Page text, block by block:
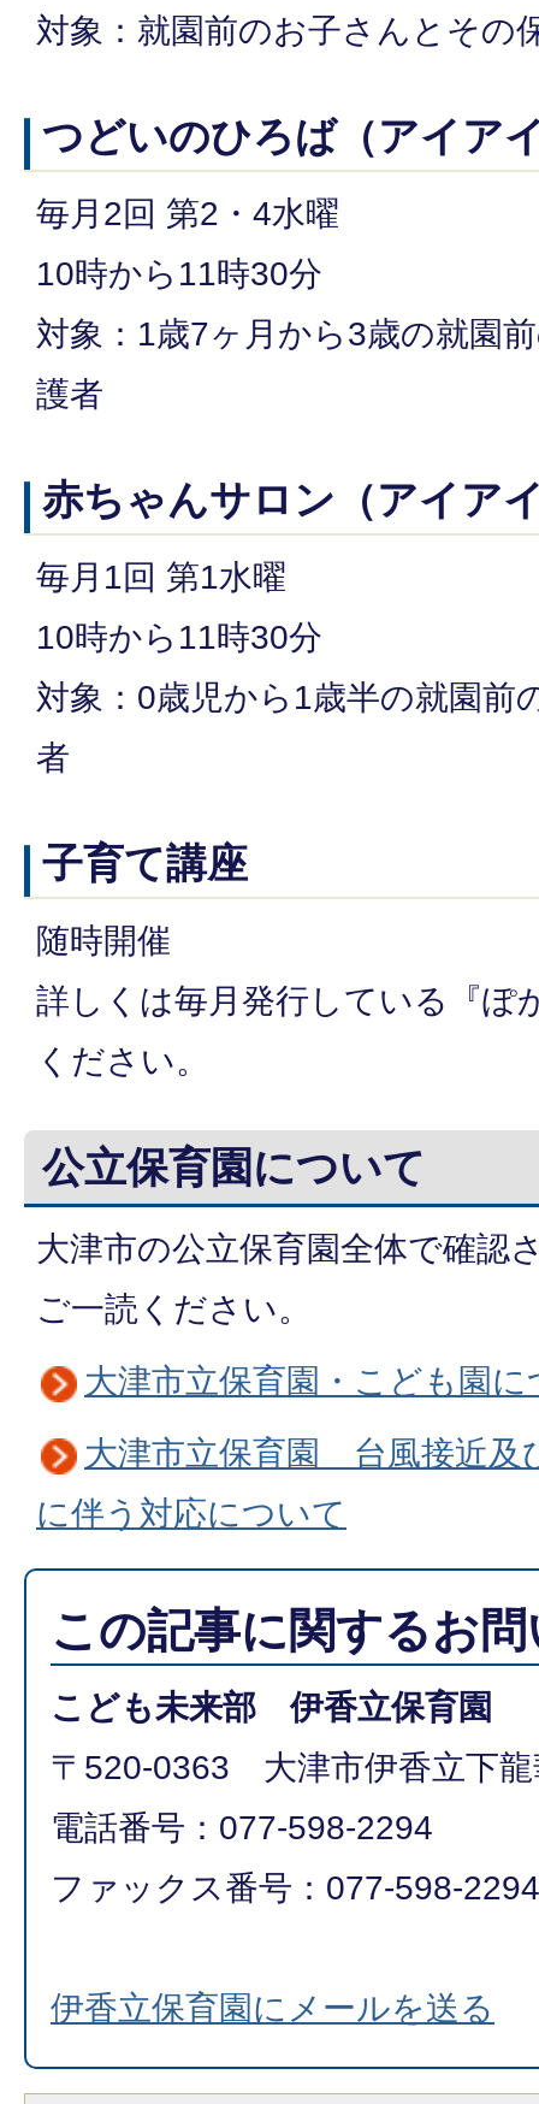
対象：就園前のお子さんとその
つどいのひろば（アイア
毎月2回 第2・4水曜
10時から11時30分
対象：1歳7ヶ月から3歳の就園
護者
赤ちゃんサロン（アイア
毎月1回 第1水曜
10時から11時30分
対象：0歳児から1歳半の就園前
者
子育て講座
随時開催
詳しくは毎月発行している『ぽ
ください。
公立保育園について
大津市の公立保育園全体で確認
ご一読ください。
大津市立保育園・こども園に
大津市立保育園 台風接近及
に伴う対応について
この記事に関するお
こども未来部 伊香立保育園
〒520-0363 大津市伊香立下龍
電話番号：077-598-2294
ファックス番号：077-598-2294
伊香立保育園にメールを送る